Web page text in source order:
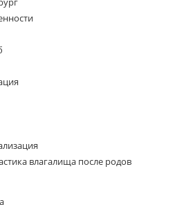
влагалища после родов